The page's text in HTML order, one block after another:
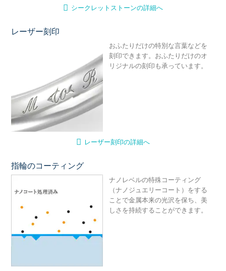
シークレットストーンの詳細へ
レーザー刻印
おふたりだけの特別な言葉などを
刻印できます。おふたりだけのオ
リジナルの刻印も承っています。
レーザー刻印の詳細へ
指輪のコーティング
ナノレベルの特殊コーティング
（ナノジュエリーコート）をする
ことで金属本来の光沢を保ち、美
しさを持続することができます。